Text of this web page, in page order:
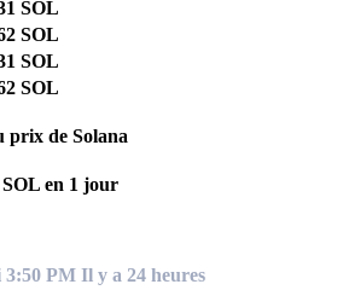
SOL
SOL
SOL
SOL
prix de Solana
en 1 jour
3:50 PM Il y a 24 heures